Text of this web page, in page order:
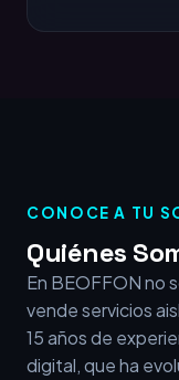
CONOCE A TU
Quiénes
En BEOFFON no
vende servicios
15 años de
digital, que ha